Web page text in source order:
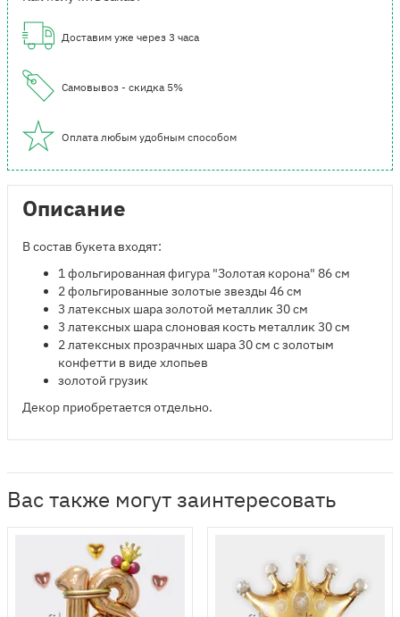
Доставим уже через 3 часа
Самовывоз - скидка 5%
Оплата любым удобным способом
Описание
В состав букета входят:
1 фольгированная фигура "Золотая корона" 86 см
2 фольгированные золотые звезды 46 см
3 латексных шара золотой металлик 30 см
3 латексных шара слоновая кость металлик 30 см
2 латексных прозрачных шара 30 см с золотым
конфетти в виде хлопьев
золотой грузик
Декор приобретается отдельно.
Вас также могут заинтересовать